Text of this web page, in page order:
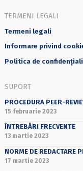
TERMENI LEGALI
Termeni legali
Informare privind
Politica de
SUPORT
PROCEDURA PEER-
15 februarie 2023
ÎNTREBĂRI FRECVENTE
13 martie 2023
NORME DE REDACTARE
17 martie 2023